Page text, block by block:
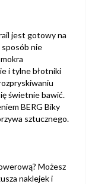
jest gotowy na
sposób nie
i tylne błotniki
świetnie bawić.
BERG Biky
sztucznego.
Możesz
naklejek i